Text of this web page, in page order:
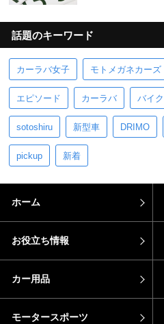
話題のキーワード
カーラバ女子 モトメガネカーズ
エピソード カーラバ バイク
sotoshiru 新型車 DRIMO
pickup 新着
ホーム
お役立ち情報
カー用品
モータースポーツ